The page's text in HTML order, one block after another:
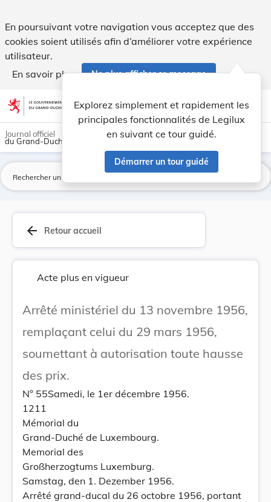
En poursuivant votre navigation vous acceptez que des
cookies soient utilisés afin d’améliorer votre expérience
utilisateur.
En savoir plus
Ne plus afficher ce message
Aller au contenu account_circle help Aide
Explorez simplement et rapidement les
principales fonctionnalités de Legilux
en suivant ce tour guidé.
Démarrer un tour guidé
light_mode dark_mode
Journal officiel
du Grand-Duché de Luxembourg
arrow_back Retour accueil
Acte plus en vigueur
Arrêté ministériel du 13 novembre 1956,
remplaçant celui du 29 mars 1956,
soumettant à autorisation toute hausse
des prix.
N° 55Samedi, le 1er décembre 1956.
1211
Mémorial du
Grand-Duché de Luxembourg.
Memorial des
Großherzogtums Luxemburg.
Samstag, den 1. Dezember 1956.
Arrêté grand-ducal du 26 octobre 1956, portant